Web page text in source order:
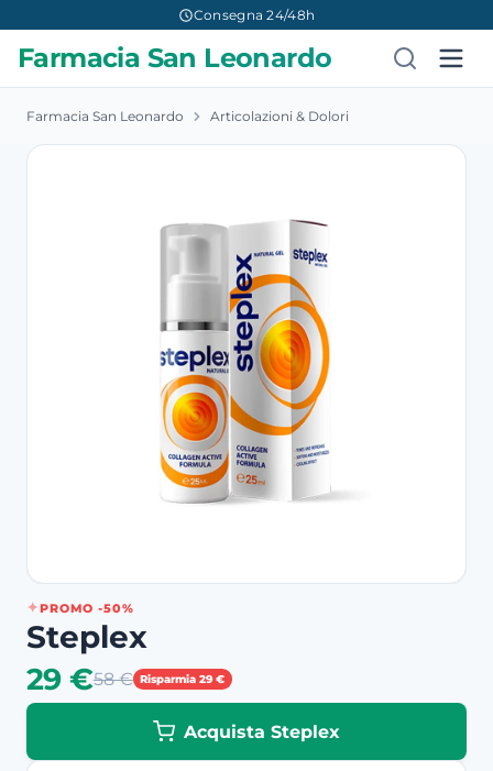
Consegna 24/48h
Farmacia San Leonardo
Farmacia San Leonardo Articolazioni & Dolori
PROMO -50%
Steplex
29 €58 € Risparmia 29 €
Acquista Steplex